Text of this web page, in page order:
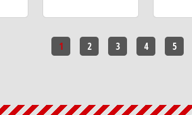
1 2 3 4 5